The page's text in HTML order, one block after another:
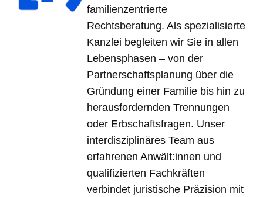
familienzentrierte
Rechtsberatung. Als spezialisierte
Kanzlei begleiten wir Sie in allen
Lebensphasen – von der
Partnerschaftsplanung über die
Gründung einer Familie bis hin zu
herausfordernden Trennungen
oder Erbschaftsfragen. Unser
interdisziplinäres Team aus
erfahrenen Anwält:innen und
qualifizierten Fachkräften
verbindet juristische Präzision mit